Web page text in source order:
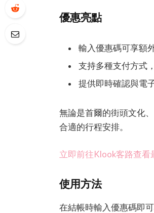
優惠亮點
輸入優惠碼可享額
支持多種支付方式
提供即時確認與電
無論是首爾的街頭文化
合適的行程安排。
立即前往Klook客路查看
使用方法
在結帳時輸入優惠碼即